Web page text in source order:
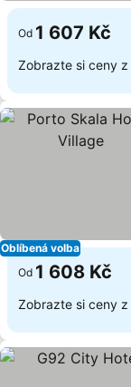
Od 1 607 Kč
Zobrazte si ceny z
Oblíbená volba
Od 1 608 Kč
Zobrazte si ceny z